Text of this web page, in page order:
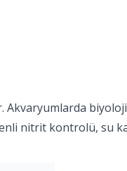
nitrit kontrolü, su